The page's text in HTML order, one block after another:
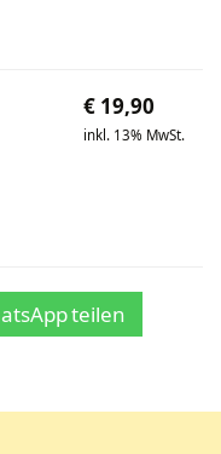
€ 19,90
inkl. 13% MwSt.
teilen